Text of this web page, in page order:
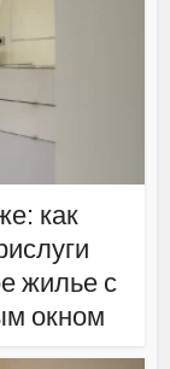
как
жилье с
окном